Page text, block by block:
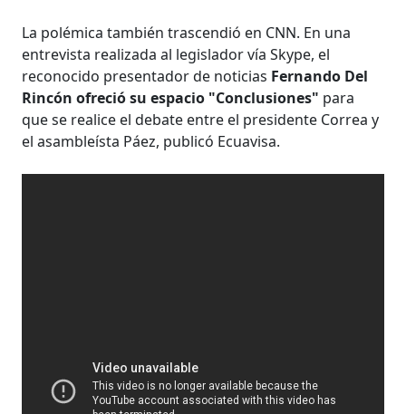
La polémica también trascendió en CNN. En una
entrevista realizada al legislador vía Skype, el
reconocido presentador de noticias Fernando Del
Rincón ofreció su espacio "Conclusiones" para
que se realice el debate entre el presidente Correa y
el asambleísta Páez, publicó Ecuavisa.